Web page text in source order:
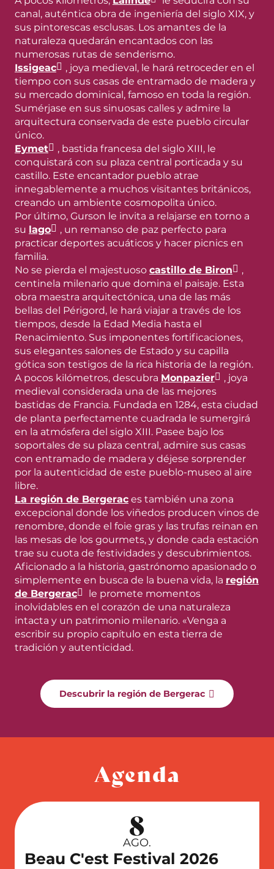
canal, auténtica obra de ingeniería del siglo XIX, y
sus pintorescas esclusas. Los amantes de la
naturaleza quedarán encantados con las
numerosas rutas de senderismo.
Issigeac
, joya medieval, le hará retroceder en el
tiempo con sus casas de entramado de madera y
su mercado dominical, famoso en toda la región.
Sumérjase en sus sinuosas calles y admire la
arquitectura conservada de este pueblo circular
único.
Eymet
, bastida francesa del siglo XIII, le
conquistará con su plaza central porticada y su
castillo. Este encantador pueblo atrae
innegablemente a muchos visitantes británicos,
creando un ambiente cosmopolita único.
Por último, Gurson le invita a relajarse en torno a
su lago
, un remanso de paz perfecto para
practicar deportes acuáticos y hacer picnics en
familia.
No se pierda el majestuoso castillo de Biron
,
centinela milenario que domina el paisaje. Esta
obra maestra arquitectónica, una de las más
bellas del Périgord, le hará viajar a través de los
tiempos, desde la Edad Media hasta el
Renacimiento. Sus imponentes fortificaciones,
sus elegantes salones de Estado y su capilla
gótica son testigos de la rica historia de la región.
A pocos kilómetros, descubra Monpazier
, joya
medieval considerada una de las mejores
bastidas de Francia. Fundada en 1284, esta ciudad
de planta perfectamente cuadrada le sumergirá
en la atmósfera del siglo XIII. Pasee bajo los
soportales de su plaza central, admire sus casas
con entramado de madera y déjese sorprender
por la autenticidad de este pueblo-museo al aire
libre.
La región de Bergerac es también una zona
excepcional donde los viñedos producen vinos de
renombre, donde el foie gras y las trufas reinan en
las mesas de los gourmets, y donde cada estación
trae su cuota de festividades y descubrimientos.
Aficionado a la historia, gastrónomo apasionado o
simplemente en busca de la buena vida, la región
de Bergerac
le promete momentos
inolvidables en el corazón de una naturaleza
intacta y un patrimonio milenario. «Venga a
escribir su propio capítulo en esta tierra de
tradición y autenticidad.
Descubrir la región de Bergerac
Agenda
8
AGO.
Beau C'est Festival 2026